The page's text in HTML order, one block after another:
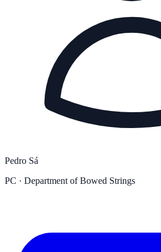
Pedro Sá
PC · Department of Bowed Strings